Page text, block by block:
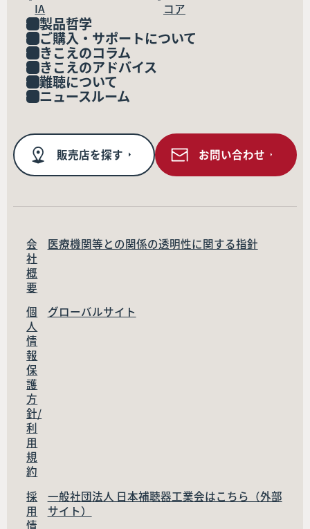
IA
コア
製品哲学
ご購入・サポートについて
きこえのコラム
きこえのアドバイス
難聴について
ニュースルーム
販売店を探す お問い合わせ
会
社
概
要
医療機関等との関係の透明性に関する指針
個
人
情
報
保
護
方
針/
利
用
規
約
グローバルサイト
採
用
情
一般社団法人 日本補聴器工業会はこちら（外部
サイト）